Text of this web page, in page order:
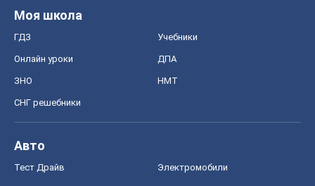
Моя школа
ГДЗ Учебники
Онлайн уроки ДПА
ЗНО НМТ
СНГ решебники
Авто
Тест Драйв Электромобили